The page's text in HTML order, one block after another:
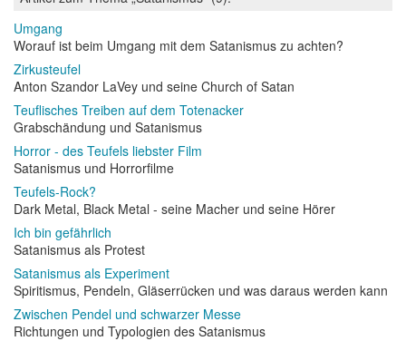
Umgang
Worauf ist beim Umgang mit dem Satanismus zu achten?
Zirkusteufel
Anton Szandor LaVey und seine Church of Satan
Teuflisches Treiben auf dem Totenacker
Grabschändung und Satanismus
Horror - des Teufels liebster Film
Satanismus und Horrorfilme
Teufels-Rock?
Dark Metal, Black Metal - seine Macher und seine Hörer
Ich bin gefährlich
Satanismus als Protest
Satanismus als Experiment
Spiritismus, Pendeln, Gläserrücken und was daraus werden kann
Zwischen Pendel und schwarzer Messe
Richtungen und Typologien des Satanismus